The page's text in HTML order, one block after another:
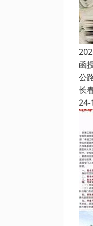
函
公
长
24-